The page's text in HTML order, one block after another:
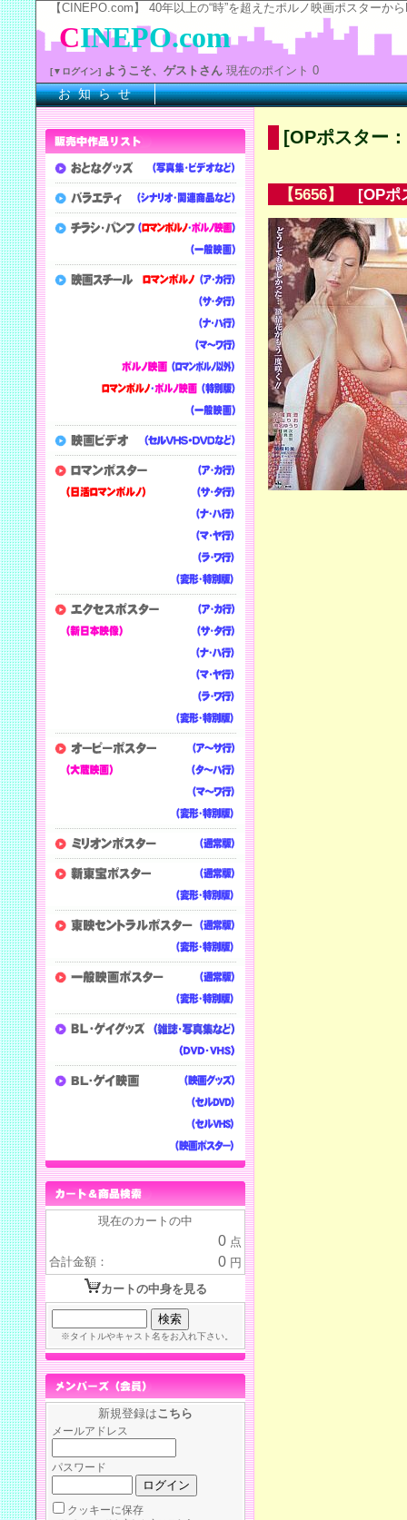
【CINEPO.com】 40年以上の“時”を超えたポルノ映画ポスター
[OPポスター
【5656】 [OPポ
現在のカートの中
0 点
合計金額：
0 円
カートの中身を見る
※タイトルやキャスト名をお入れ下さい。
新規登録はこちら
メールアドレス
パスワード
クッキーに保存
※
CINEPO.com
[▼ログイン] ようこそ、ゲストさん 現在のポイント 0
お 知 ら せ